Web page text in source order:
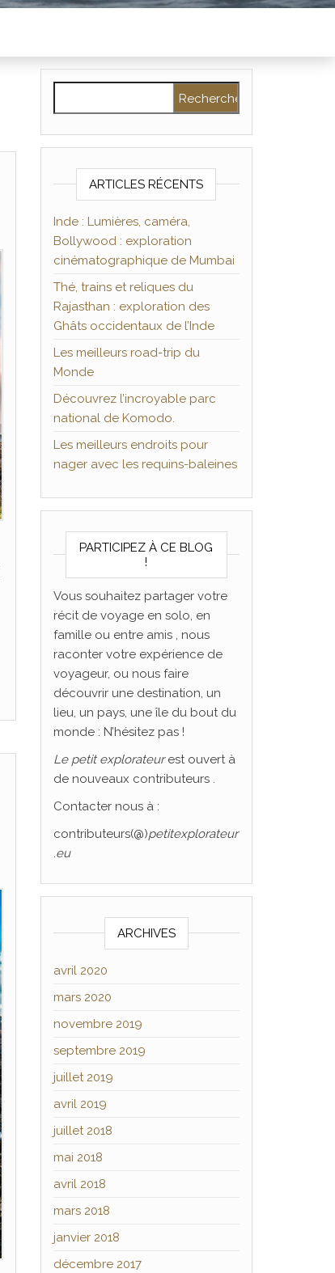
ARTICLES RÉCENTS
Inde : Lumières, caméra,
Bollywood : exploration
cinématographique de Mumbai
Thé, trains et reliques du
Rajasthan : exploration des
Ghâts occidentaux de l’Inde
Les meilleurs road-trip du
Monde
Découvrez l’incroyable parc
national de Komodo.
Les meilleurs endroits pour
nager avec les requins-baleines
PARTICIPEZ À CE BLOG
!
Vous souhaitez partager votre
récit de voyage en solo, en
famille ou entre amis , nous
raconter votre expérience de
voyageur, ou nous faire
découvrir une destination, un
lieu, un pays, une île du bout du
monde : N’hésitez pas !
Le petit explorateurest ouvert à
de nouveaux contributeurs .
Contacter nous à :
contributeurs(@)petitexplorateur
.eu
ARCHIVES
avril 2020
mars 2020
novembre 2019
septembre 2019
juillet 2019
avril 2019
juillet 2018
mai 2018
avril 2018
mars 2018
janvier 2018
décembre 2017